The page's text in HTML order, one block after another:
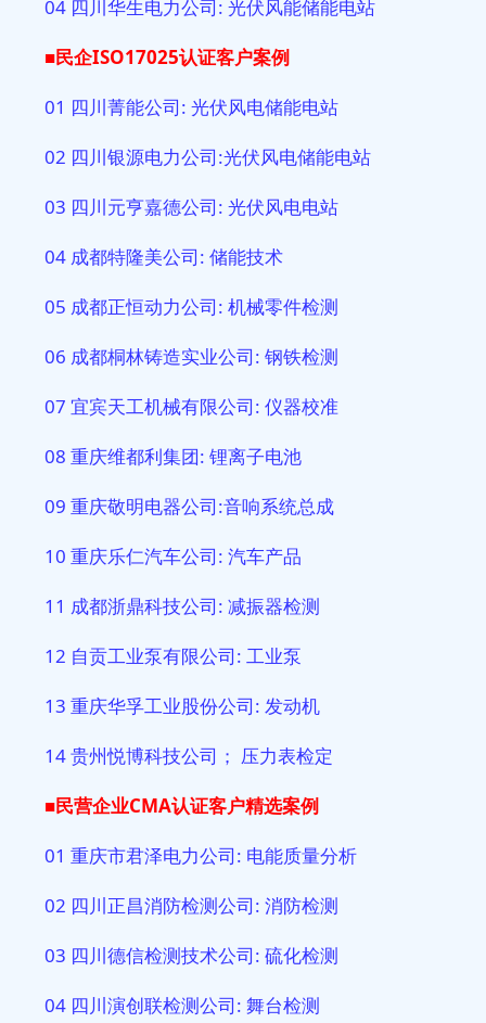
04 四川华生电力公司: 光伏风能储能电站
■民企ISO17025认证客户案例
01 四川菁能公司: 光伏风电储能电站
02 四川银源电力公司:光伏风电储能电站
03 四川元亨嘉德公司: 光伏风电电站
04 成都特隆美公司: 储能技术
05 成都正恒动力公司: 机械零件检测
06 成都桐林铸造实业公司: 钢铁检测
07 宜宾天工机械有限公司: 仪器校准
08 重庆维都利集团: 锂离子电池
09 重庆敬明电器公司:音响系统总成
10 重庆乐仁汽车公司: 汽车产品
11 成都浙鼎科技公司: 减振器检测
12 自贡工业泵有限公司: 工业泵
13 重庆华孚工业股份公司: 发动机
14 贵州悦博科技公司； 压力表检定
■民营企业CMA认证客户精选案例
01 重庆市君泽电力公司: 电能质量分析
02 四川正昌消防检测公司: 消防检测
03 四川德信检测技术公司: 硫化检测
04 四川演创联检测公司: 舞台检测